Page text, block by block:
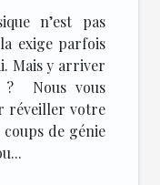
n’est pas
exige parfois
Mais y arriver
? Nous vous
réveiller votre
de génie